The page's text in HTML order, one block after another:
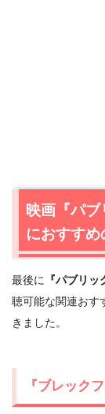
映画『パ
におすす
最後に 『パブリ
聴可能な関連おす
きました。
『ブレック